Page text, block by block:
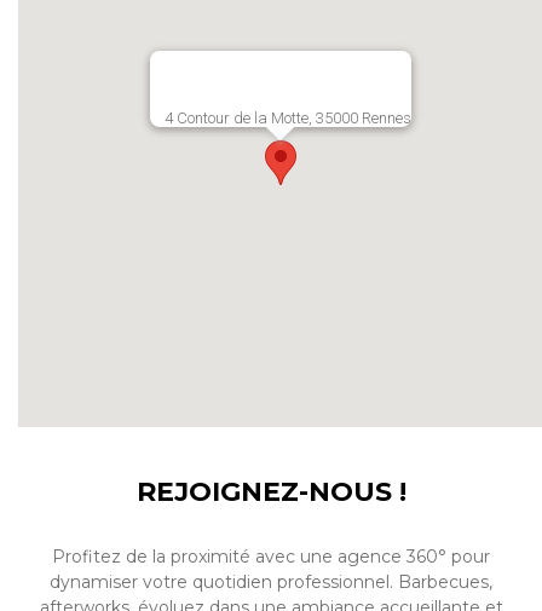
4 Contour de la Motte, 35000 Rennes
REJOIGNEZ-NOUS !
Profitez de la proximité avec une agence 360° pour
dynamiser votre quotidien professionnel. Barbecues,